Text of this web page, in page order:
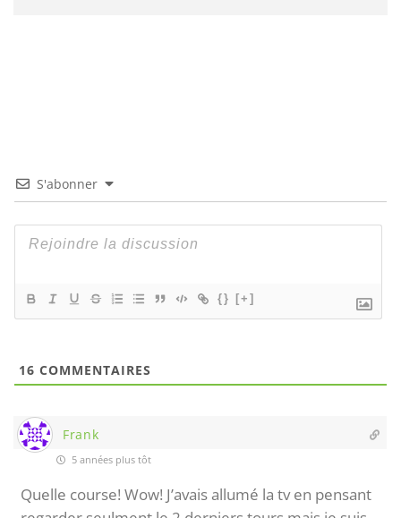
S'abonner
{} [+]
16 COMMENTAIRES
Frank
5 années plus tôt
Quelle course! Wow! J’avais allumé la tv en pensant